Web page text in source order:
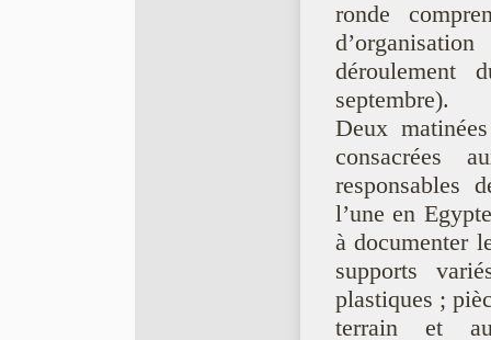
ronde
déroulement
septembre).
Deux
consacrées
responsables
l’une en
à documenter
supports
plastiques ;
terrain et